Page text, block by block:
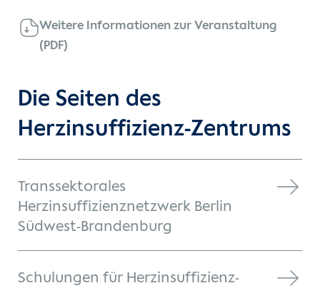
Weitere Informationen zur Veranstaltung
(PDF)
Die Seiten des
Herzinsuffizienz-Zentrums
Transsektorales
Herzinsuffizienznetzwerk Berlin
Südwest-Brandenburg
Schulungen für Herzinsuffizienz-